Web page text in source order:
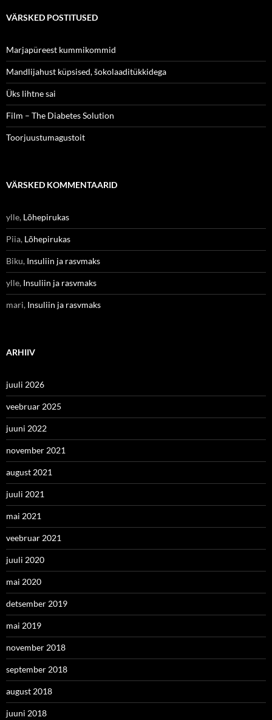
VÄRSKED POSTITUSED
Marjapüreest kummikommid
Mandlijahust küpsised, šokolaaditükkidega
Üks lihtne sai
Film – The Diabetes Solution
Toorjuustumagustoit
VÄRSKED KOMMENTAARID
ylle, Lõhepirukas
Piia, Lõhepirukas
Biku, Insuliin ja rasvmaks
ylle, Insuliin ja rasvmaks
mari, Insuliin ja rasvmaks
ARHIIV
juuli 2026
veebruar 2025
juuni 2022
november 2021
august 2021
juuli 2021
mai 2021
veebruar 2021
juuli 2020
mai 2020
detsember 2019
mai 2019
november 2018
september 2018
august 2018
juuni 2018